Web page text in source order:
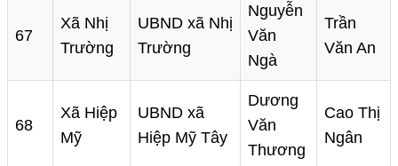
67
Xã Nhị
Trường
UBND xã Nhị
Trường
Nguyễn
Văn
Ngà
Trần
Văn An
68
Xã Hiệp
Mỹ
UBND xã
Hiệp Mỹ Tây
Dương
Văn
Thương
Cao Thị
Ngân